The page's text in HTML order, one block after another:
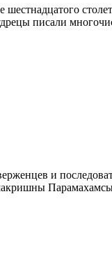
шестнадцатого
писали
и